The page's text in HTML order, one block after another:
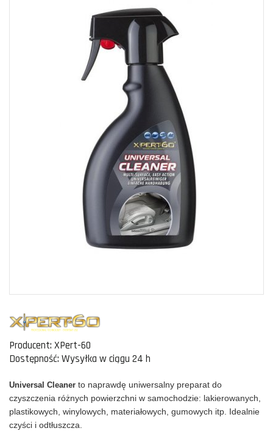
Producent: XPert-60
Dostępność: Wysyłka w ciągu 24 h
Universal Cleaner to naprawdę uniwersalny preparat do
czyszczenia różnych powierzchni w samochodzie: lakierowanych,
plastikowych, winylowych, materiałowych, gumowych itp. Idealnie
czyści i odtłuszcza.